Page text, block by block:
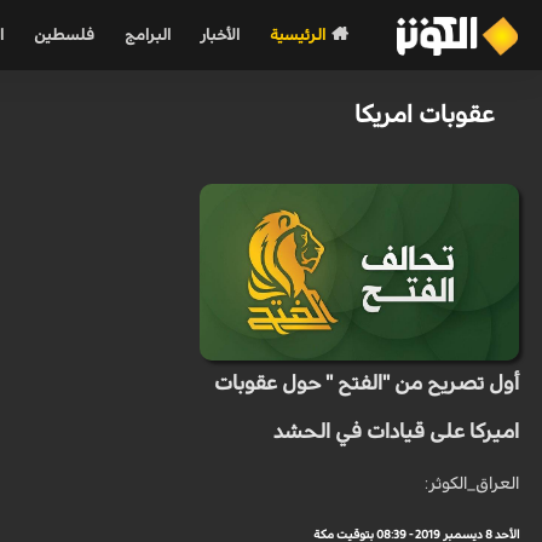
الرئيسية الأخبار البرامج فلسطين
عقوبات امريكا
أول تصريح من "الفتح " حول عقوبات
اميركا على قيادات في الحشد
العراق_الكوثر:
الأحد 8 ديسمبر 2019 - 08:39 بتوقيت مكة